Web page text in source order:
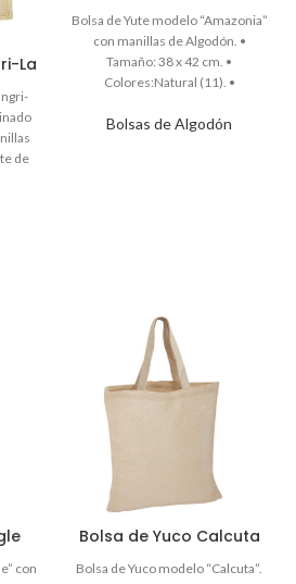
La
Bolsas de Algodón
Bolsa de Yuco Calcuta